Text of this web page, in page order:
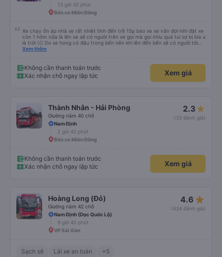
13 giờ 42 phút
Bến xe Miền Đông
Xe chạy ổn áp nhà xe rất nhiệt tình đến trễ 15p báo xe xe vẫn đợi hihi đặt xe
còn 1 hôm nữa là lên xe sẽ có người trên xe gọi mà gọi nhìu quá tui sợ bị lừa u
là trời ((( Do xe hong có đậu trong bến nên khi lên đến bến sẽ có người tới
rước đưa lên xe đó khúc này tui cx tưởng bị lừa tập 2 hoang mang vl đến xe
Xem thêm
Không cần thanh toán trước
Xác nhận chỗ ngay lập tức
Xem giá
Thành Nhân - Hải Phòng
Giường nằm 40 chỗ
2.3
(33 đánh giá)
Nam Định
2 giờ 42 phút
Bến xe Miền Đông
Không cần thanh toán trước
Xác nhận chỗ ngay lập tức
Xem giá
Hoàng Long (Đỏ)
Giường nằm 42 chỗ
4.6 star_rate
(434 đánh giá)
Nam Định (Dọc Quốc Lộ)
9 giờ 40 phút
VP Sài Gòn
Sạch sẽ Lái xe an toàn +5